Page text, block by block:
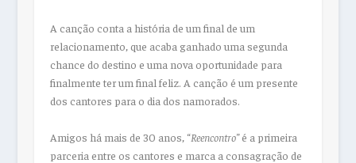
A canção conta a história de um final de um
relacionamento, que acaba ganhado uma segunda
chance do destino e uma nova oportunidade para
finalmente ter um final feliz. A canção é um presente
dos cantores para o dia dos namorados.
Amigos há mais de 30 anos, “Reencontro”é a primeira
parceria entre os cantores e marca a consagração de